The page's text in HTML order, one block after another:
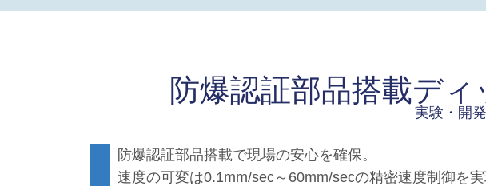
防爆認証部品搭載デ
実験・開
防爆認証部品搭載で現場の安心を確保。
速度の可変は0.1mm/sec～60mm/secの精密速度制御を